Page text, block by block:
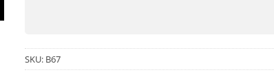
SKU: B67